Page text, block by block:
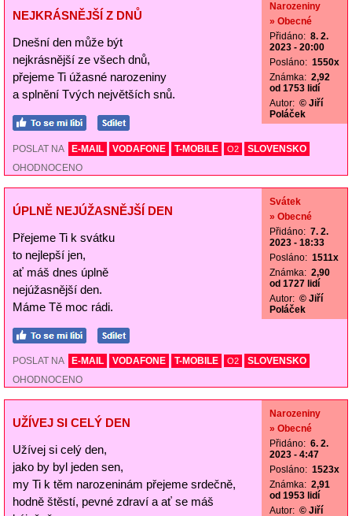
NEJKRÁSNĚJŠÍ Z DNŮ
Dnešní den může být
nejkrásnější ze všech dnů,
přejeme Ti úžasné narozeniny
a splnění Tvých největších snů.
Narozeniny
» Obecné
Přidáno: 8. 2.
2023 - 20:00
Posláno: 1550x
Známka: 2,92
od 1753 lidí
Autor: © Jiří
Poláček
POSLAT NA E-MAIL VODAFONE T-MOBILE O2
SLOVENSKO
OHODNOCENO
ÚPLNĚ NEJÚŽASNĚJŠÍ DEN
Přejeme Ti k svátku
to nejlepší jen,
ať máš dnes úplně
nejúžasnější den.
Máme Tě moc rádi.
Svátek
» Obecné
Přidáno: 7. 2.
2023 - 18:33
Posláno: 1511x
Známka: 2,90
od 1727 lidí
Autor: © Jiří
Poláček
POSLAT NA E-MAIL VODAFONE T-MOBILE O2
SLOVENSKO
OHODNOCENO
UŽÍVEJ SI CELÝ DEN
Užívej si celý den,
jako by byl jeden sen,
my Ti k těm narozeninám přejeme srdečně,
hodně štěstí, pevné zdraví a ať se máš
Narozeniny
» Obecné
Přidáno: 6. 2.
2023 - 4:47
Posláno: 1523x
Známka: 2,91
od 1953 lidí
Autor: © Jiří